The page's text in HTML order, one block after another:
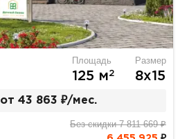
Площадь
125 м2
Размер
8х15
от 43 863 ₽/мес.
Без скидки 7 811 669 ₽